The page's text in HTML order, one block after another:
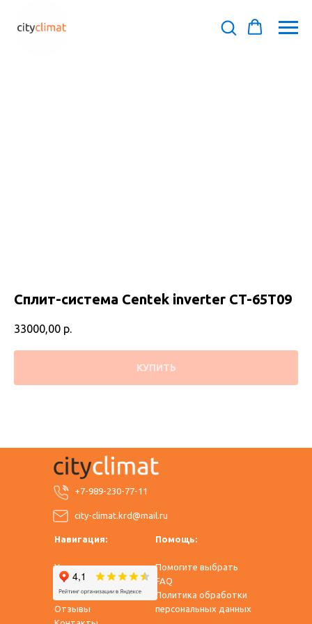
Сплит-система Centek inverter CT-65T09
33000,00 р.
КУПИТЬ
Навигация:
Услуги
Оплата и доставка
О нас
Отзывы
city-climat.krd@mail.ru
+7-989-230-77-11
Помощь:
Помогите выбрать
FAQ
Политика обработки
персональных данных